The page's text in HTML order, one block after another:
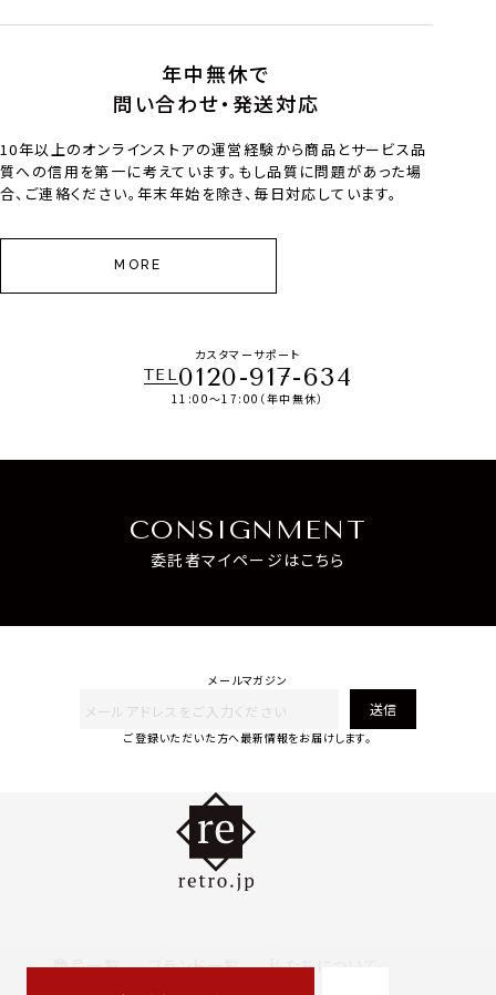
年中無休で
問い合わせ・発送対応
10年以上のオンラインストアの運営経験から商品とサービス品
質への信用を第一に考えています。もし品質に問題があった場
合、ご連絡ください。年末年始を除き、毎日対応しています。
MORE
カスタマーサポート
TEL0120-917-634
11:00～17:00（年中無休）
CONSIGNMENT
委託者マイページはこちら
メールマガジン
送信
ご登録いただいた方へ最新情報をお届けします。
商品一覧 ブランド一覧 私たちについて